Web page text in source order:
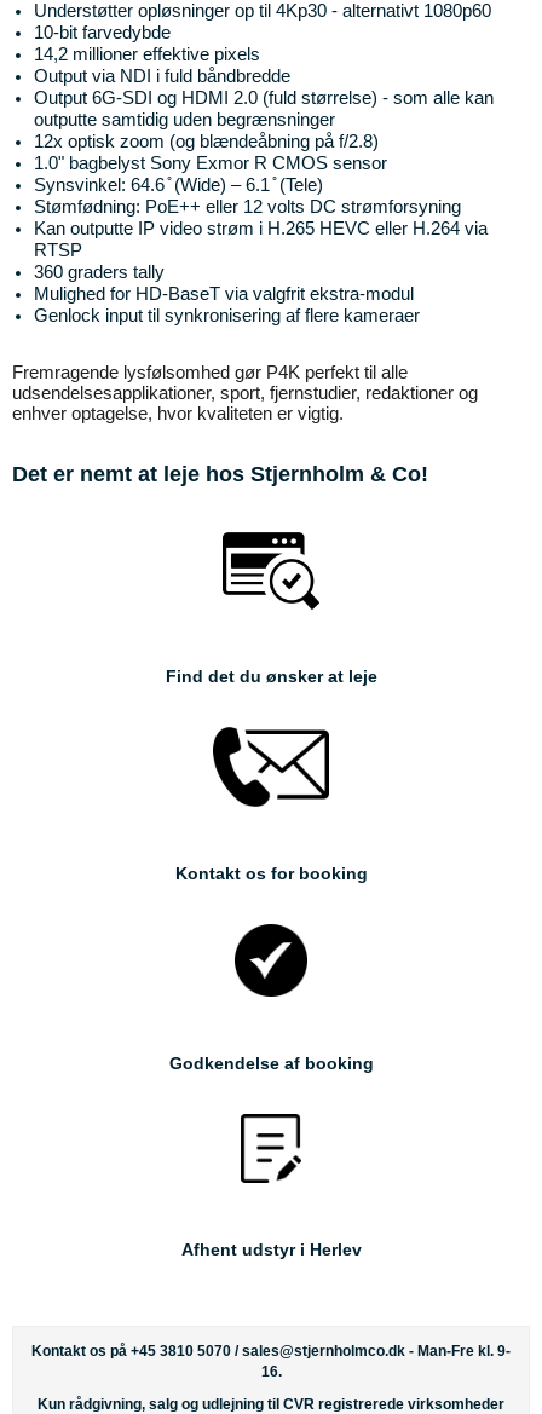
Understøtter opløsninger op til 4Kp30 - alternativt 1080p60
10-bit farvedybde
14,2 millioner effektive pixels
Output via NDI i fuld båndbredde
Output 6G-SDI og HDMI 2.0 (fuld størrelse) - som alle kan
outputte samtidig uden begrænsninger
12x optisk zoom (og blændeåbning på f/2.8)
1.0" bagbelyst Sony Exmor R CMOS sensor
Synsvinkel: 64.6 ̊ (Wide) – 6.1 ̊ (Tele)
Stømfødning: PoE++ eller 12 volts DC strømforsyning
Kan outputte IP video strøm i H.265 HEVC eller H.264 via
RTSP
360 graders tally
Mulighed for HD-BaseT via valgfrit ekstra-modul
Genlock input til synkronisering af flere kameraer
Fremragende lysfølsomhed gør P4K perfekt til alle
udsendelsesapplikationer, sport, fjernstudier, redaktioner og
enhver optagelse, hvor kvaliteten er vigtig.
Det er nemt at leje hos Stjernholm & Co!
Find det du ønsker at leje
Kontakt os for booking
Godkendelse af booking
Afhent udstyr i Herlev
Kontakt os på +45 3810 5070 /sales@stjernholmco.dk - Man-Fre kl. 9-
16.
Kun rådgivning, salg og udlejning til CVR registrerede virksomheder